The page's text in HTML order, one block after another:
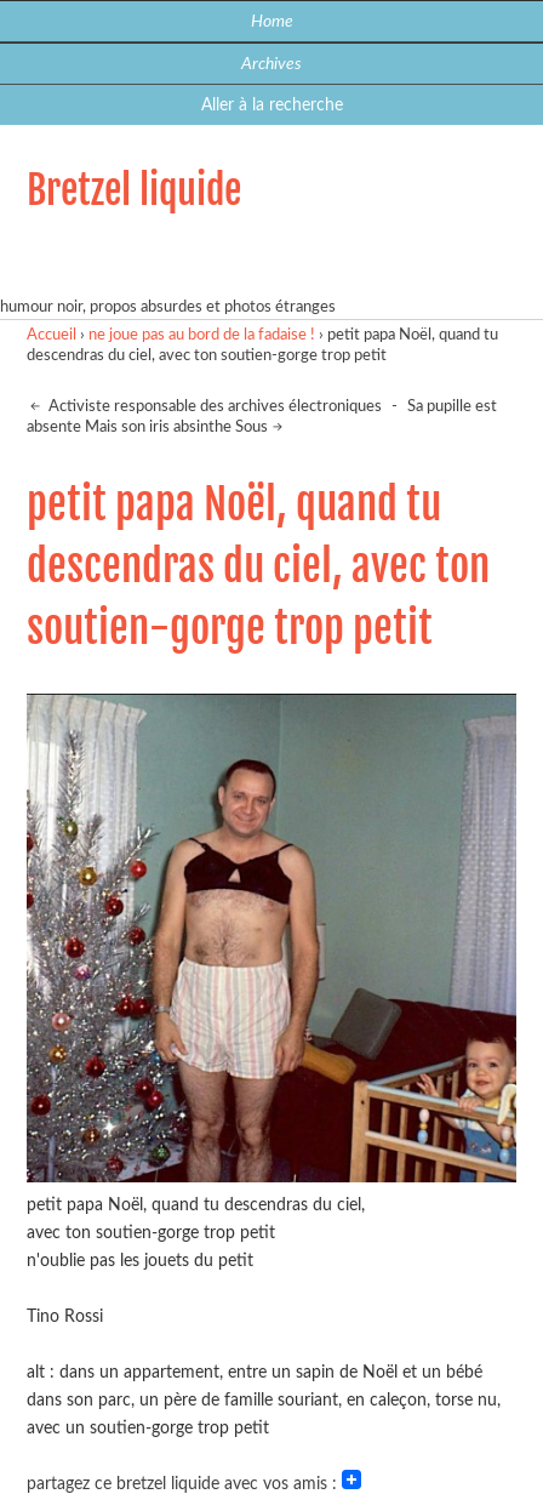
Home
Archives
Aller à la recherche
Bretzel liquide
humour noir, propos absurdes et photos étranges
Accueil › ne joue pas au bord de la fadaise ! › petit papa Noël, quand tu
descendras du ciel, avec ton soutien-gorge trop petit
Activiste responsable des archives électroniques -
Sa pupille est
absente Mais son iris absinthe Sous
petit papa Noël, quand tu
descendras du ciel, avec ton
soutien-gorge trop petit
petit papa Noël, quand tu descendras du ciel,
avec ton soutien-gorge trop petit
n'oublie pas les jouets du petit
Tino Rossi
alt : dans un appartement, entre un sapin de Noël et un bébé
dans son parc, un père de famille souriant, en caleçon, torse nu,
avec un soutien-gorge trop petit
partagez ce bretzel liquide avec vos amis :